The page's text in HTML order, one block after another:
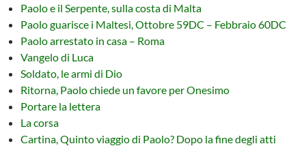
Paolo e il Serpente, sulla costa di Malta
Paolo guarisce i Maltesi, Ottobre 59DC – Febbraio 60DC
Paolo arrestato in casa – Roma
Vangelo di Luca
Soldato, le armi di Dio
Ritorna, Paolo chiede un favore per Onesimo
Portare la lettera
La corsa
Cartina, Quinto viaggio di Paolo? Dopo la fine degli atti